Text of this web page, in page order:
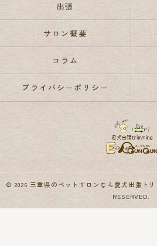
出張
サロン概要
コラム
プライバシーポリシー
© 2026 三重県のペットサロンなら愛犬出張ト
RESERVED.